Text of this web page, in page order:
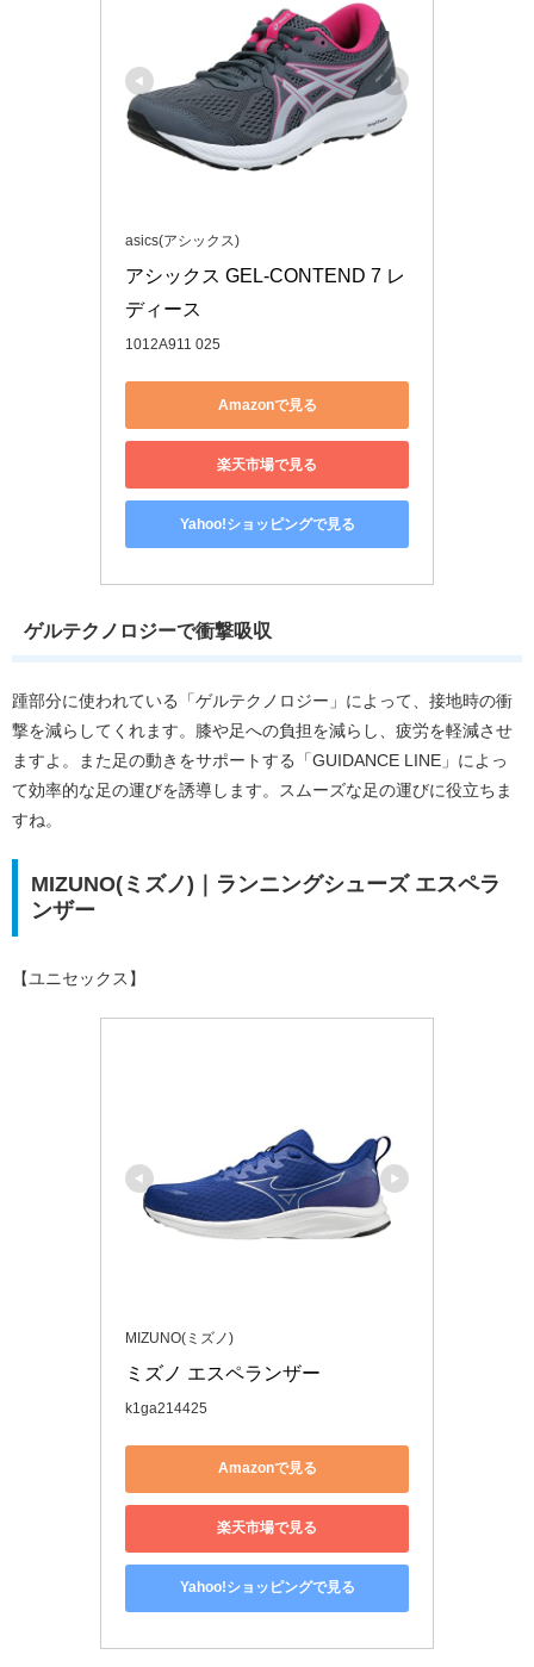
asics(アシックス)
アシックス GEL-CONTEND 7 レ
ディース
1012A911 025
Amazonで見る
楽天市場で見る
Yahoo!ショッピングで見る
ゲルテクノロジーで衝撃吸収
踵部分に使われている「ゲルテクノロジー」によって、接地時の衝
撃を減らしてくれます。膝や足への負担を減らし、疲労を軽減させ
ますよ。また足の動きをサポートする「GUIDANCE LINE」によっ
て効率的な足の運びを誘導します。スムーズな足の運びに役立ちま
すね。
MIZUNO(ミズノ)｜ランニングシューズ エスペラ
ンザー
【ユニセックス】
MIZUNO(ミズノ)
ミズノ エスペランザー
k1ga214425
Amazonで見る
楽天市場で見る
Yahoo!ショッピングで見る